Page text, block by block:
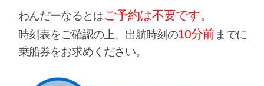
わんだーなるとはご予約は不要です。
時刻表をご確認の上、出航時刻の10分前 までに
乗船券をお求めください。